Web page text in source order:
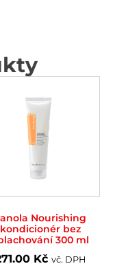
Nourishing
kondicionér bez
300 ml
Kč vč. DPH